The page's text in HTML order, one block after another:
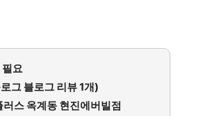
요
그 블로그 리뷰 1개)
러스 옥계동 현진에버빌점